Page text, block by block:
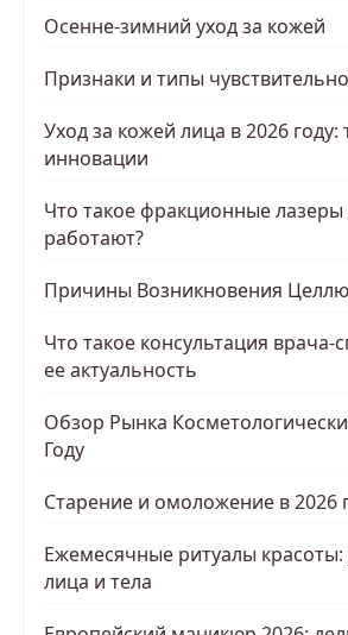
Осенне-зимний уход за кожей
Признаки и типы
Уход за кожей лица в 2026 году:
инновации
Что такое фракционные лазеры
работают?
Причины Возникновения
Что такое консультация врача-
ее актуальность
Обзор Рынка
Году
Старение и омоложение в 2026
Ежемесячные ритуалы красоты:
лица и тела